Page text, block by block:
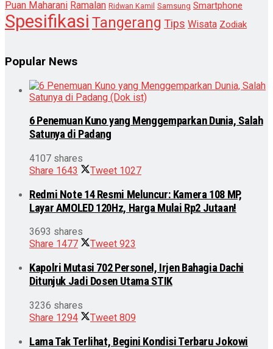
Puan Maharani Ramalan Ridwan Kamil Samsung Smartphone
Spesifikasi Tangerang Tips Wisata Zodiak
Popular News
6 Penemuan Kuno yang Menggemparkan Dunia, Salah
Satunya di Padang
4107 shares
Share 1643 Tweet 1027
Redmi Note 14 Resmi Meluncur: Kamera 108 MP,
Layar AMOLED 120Hz, Harga Mulai Rp2 Jutaan!
3693 shares
Share 1477 Tweet 923
Kapolri Mutasi 702 Personel, Irjen Bahagia Dachi
Ditunjuk Jadi Dosen Utama STIK
3236 shares
Share 1294 Tweet 809
Lama Tak Terlihat, Begini Kondisi Terbaru Jokowi